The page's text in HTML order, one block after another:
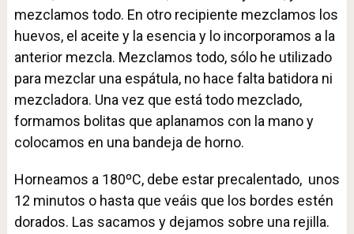
mezclamos todo. En otro recipiente mezclamos los
huevos, el aceite y la esencia y lo incorporamos a la
anterior mezcla. Mezclamos todo, sólo he utilizado
para mezclar una espátula, no hace falta batidora ni
mezcladora. Una vez que está todo mezclado,
formamos bolitas que aplanamos con la mano y
colocamos en una bandeja de horno.
Horneamos a 180ºC, debe estar precalentado, unos
12 minutos o hasta que veáis que los bordes estén
dorados. Las sacamos y dejamos sobre una rejilla.